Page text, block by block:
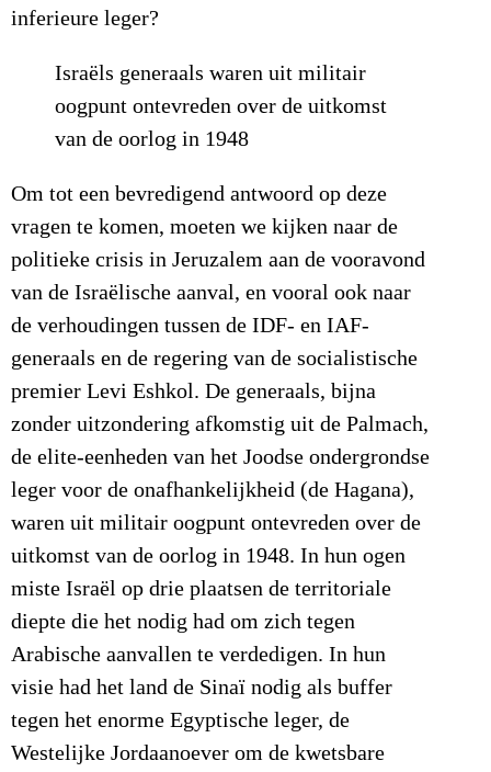
inferieure leger?
Israëls generaals waren uit militair
oogpunt ontevreden over de uitkomst
van de oorlog in 1948
Om tot een bevredigend antwoord op deze
vragen te komen, moeten we kijken naar de
politieke crisis in Jeruzalem aan de vooravond
van de Israëlische aanval, en vooral ook naar
de verhoudingen tussen de IDF- en IAF-
generaals en de regering van de socialistische
premier Levi Eshkol. De generaals, bijna
zonder uitzondering afkomstig uit de Palmach,
de elite-eenheden van het Joodse ondergrondse
leger voor de onafhankelijkheid (de Hagana),
waren uit militair oogpunt ontevreden over de
uitkomst van de oorlog in 1948. In hun ogen
miste Israël op drie plaatsen de territoriale
diepte die het nodig had om zich tegen
Arabische aanvallen te verdedigen. In hun
visie had het land de Sinaï nodig als buffer
tegen het enorme Egyptische leger, de
Westelijke Jordaanoever om de kwetsbare